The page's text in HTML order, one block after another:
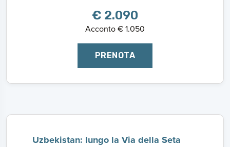
€ 2.090
Acconto € 1.050
PRENOTA
Uzbekistan: lungo la Via della Seta